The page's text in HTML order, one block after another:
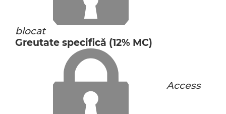
blocat
Greutate specifică (12% MC)
Access